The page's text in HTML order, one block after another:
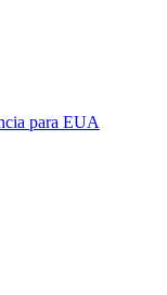
para EUA